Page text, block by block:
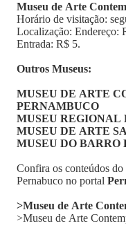
Museu de Arte
Horário de visitação:
Localização: Endereço:
Entrada: R$ 5.
Outros Museus:
MUSEU DE ARTE
PERNAMBUCO
MUSEU REGIONAL
MUSEU DE ARTE
MUSEU DO BARRO
Confira os conteúdos
Pernabuco no portal
>Museu de Arte
>Museu de Arte